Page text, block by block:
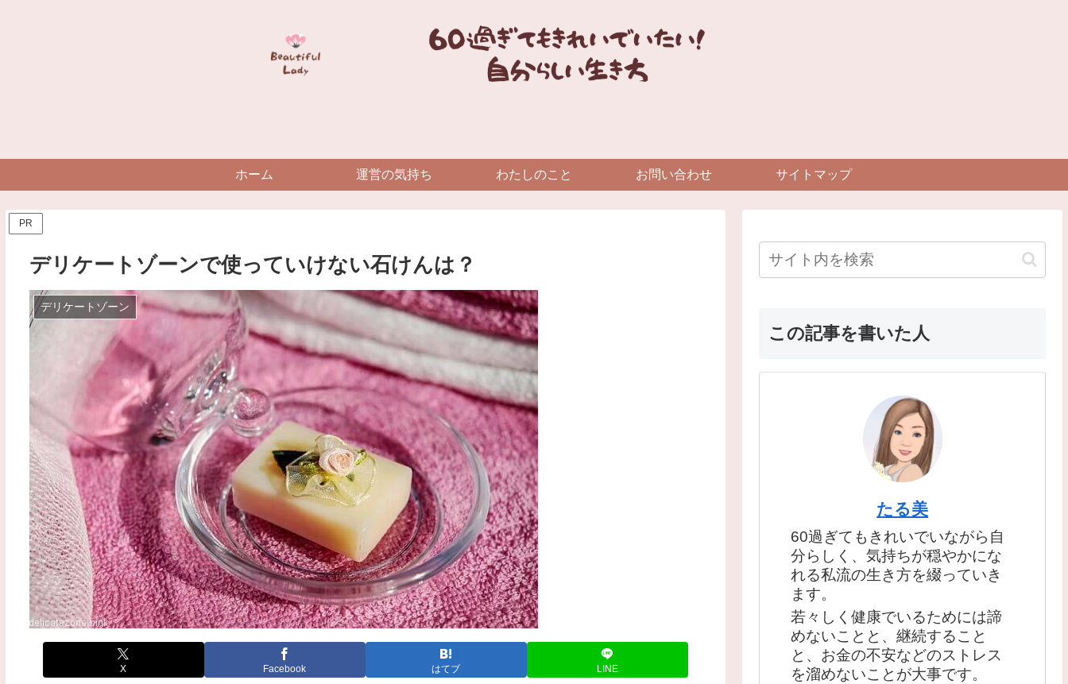
ホーム 運営の気持ち わたしのこと お問い合わせ サイトマップ
PR
デリケートゾーンで使っていけない石けんは？
デリケートゾーン
X Facebook はてブ LINE
この記事を書いた人
たる美
60過ぎてもきれいでいながら自
分らしく、気持ちが穏やかにな
れる私流の生き方を綴っていき
ます。
若々しく健康でいるためには諦
めないことと、継続すること
と、お金の不安などのストレス
を溜めないことが大事です。